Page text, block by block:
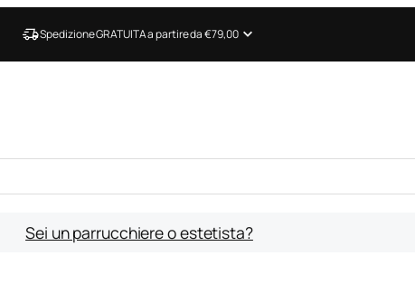
Spedizione GRATUITA a partire da €79,00
Sei un parrucchiere o estetista?